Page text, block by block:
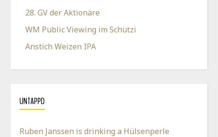
28. GV der Aktionäre
WM Public Viewing im Schützi
Anstich Weizen IPA
UNTAPPD
Ruben Janssen is drinking a Hülsenperle